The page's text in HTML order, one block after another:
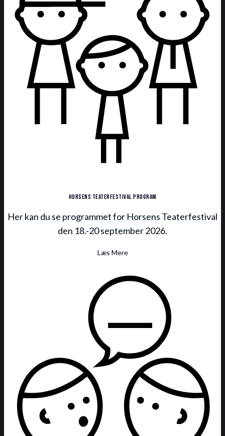
Horsens Teaterfestival program
Her kan du se programmet for Horsens Teaterfestival
den 18.-20 september 2026.
Læs Mere